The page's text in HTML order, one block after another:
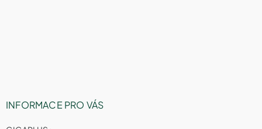
INFORMACE PRO VÁS